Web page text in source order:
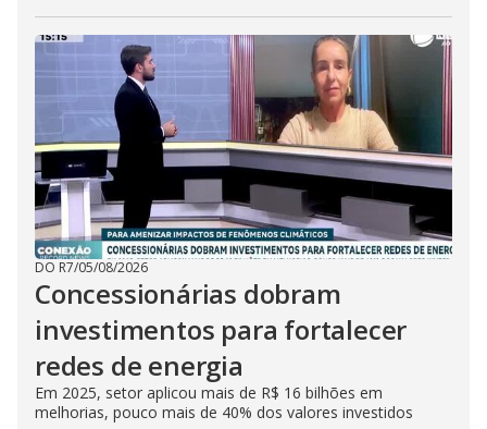
DO R7/05/08/2026
Concessionárias dobram
investimentos para fortalecer
redes de energia
Em 2025, setor aplicou mais de R$ 16 bilhões em
melhorias, pouco mais de 40% dos valores investidos